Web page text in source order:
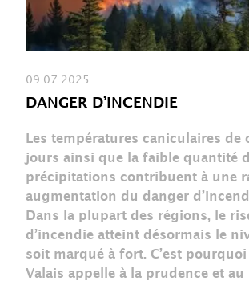
09.07.2025
DANGER D’INCENDIE
Les températures caniculaires de
jours ainsi que la faible quantité
précipitations contribuent à une
augmentation du danger
Dans la plupart des régions, le
d’incendie atteint désormais le
soit marqué à fort. C’est pourquoi
Valais appelle à la prudence et au